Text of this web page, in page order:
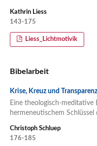
Kathrin Liess
143-175
Liess_Lichtmotivik
Bibelarbeit
Krise, Kreuz und
Eine theologisch-meditative
hermeneutischem Schlüssel
Christoph Schluep
176-185